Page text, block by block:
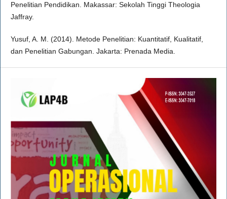
Penelitian Pendidikan. Makassar: Sekolah Tinggi Theologia
Jaffray.
Yusuf, A. M. (2014). Metode Penelitian: Kuantitatif, Kualitatif,
dan Penelitian Gabungan. Jakarta: Prenada Media.